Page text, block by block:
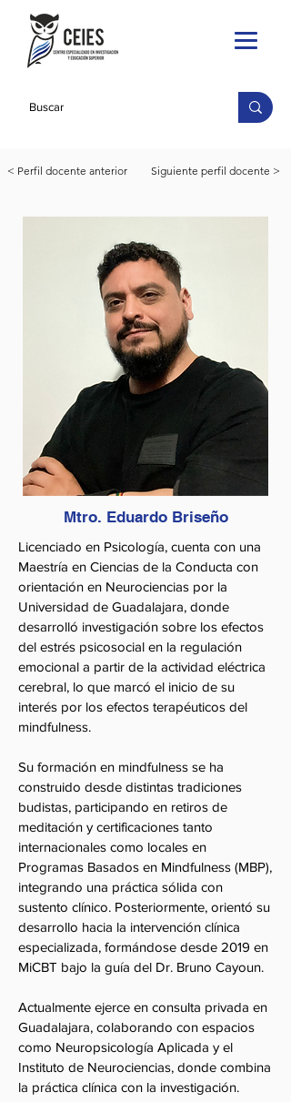
< Perfil docente anterior Siguiente perfil docente >
Mtro. Eduardo Briseño
Licenciado en Psicología, cuenta con una
Maestría en Ciencias de la Conducta con
orientación en Neurociencias por la
Universidad de Guadalajara, donde
desarrolló investigación sobre los efectos
del estrés psicosocial en la regulación
emocional a partir de la actividad eléctrica
cerebral, lo que marcó el inicio de su
interés por los efectos terapéuticos del
mindfulness.
Su formación en mindfulness se ha
construido desde distintas tradiciones
budistas, participando en retiros de
meditación y certificaciones tanto
internacionales como locales en
Programas Basados en Mindfulness (MBP),
integrando una práctica sólida con
sustento clínico. Posteriormente, orientó su
desarrollo hacia la intervención clínica
especializada, formándose desde 2019 en
MiCBT bajo la guía del Dr. Bruno Cayoun.
Actualmente ejerce en consulta privada en
Guadalajara, colaborando con espacios
como Neuropsicología Aplicada y el
Instituto de Neurociencias, donde combina
la práctica clínica con la investigación.